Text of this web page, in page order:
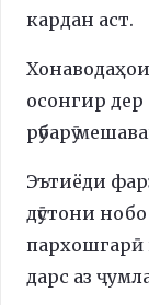
кардан аст.
осонгир
рӯбарӯ
Эътиёди
дӯстони
пархошгарӣ
дарс аз